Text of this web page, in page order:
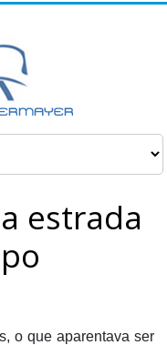
estrada
o que aparentava ser